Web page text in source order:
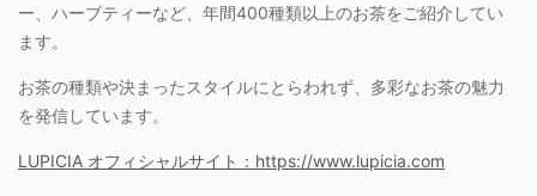
ー、ハーブティーなど、年間400種類以上のお茶をご紹介してい
ます。
お茶の種類や決まったスタイルにとらわれず、多彩なお茶の魅力
を発信しています。
LUPICIA オフィシャルサイト：https://www.lupicia.com